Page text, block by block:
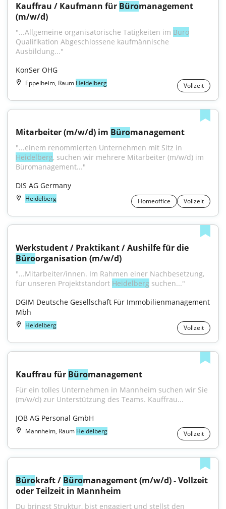
Kauffrau / Kaufmann für Büromanagement
(m/w/d)
"...Allgemeine organisatorische Tätigkeiten im Büro
Qualifikation Abgeschlossene kaufmännische
Ausbildung..."
KonSer OHG
Eppelheim, Raum Heidelberg Vollzeit
Mitarbeiter (m/w/d) im Büromanagement
Heidelberg, suchen wir mehrere Mitarbeiter (m/w/d) im
Büromanagement..."
DIS AG Germany
Heidelberg Homeoffice Vollzeit
Büroorganisation (m/w/d)
"...Mitarbeiter/innen. Im Rahmen einer Nachbesetzung,
für unseren Projektstandort Heidelberg suchen..."
DGIM Deutsche Gesellschaft Für Immobilienmanagement
Mbh
Heidelberg Vollzeit
Kauffrau für Büromanagement
Für ein tolles Unternehmen in Mannheim suchen wir Sie
(m/w/d) zur Unterstützung des Teams. Kauffrau...
JOB AG Personal GmbH
Mannheim, Raum Heidelberg Vollzeit
Bürokraft / Büromanagement (m/w/d) - Vollzeit
oder Teilzeit in Mannheim
Du bringst Struktur, bist engagiert und stellst den